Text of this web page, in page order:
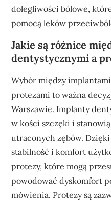
dolegliwości bólowe,
pomocą leków
Jakie są różnice
dentystycznymi a
Wybór między
protezami to ważna
Warszawie. Implanty
w kości szczęki i
utraconych zębów.
stabilność i komfort
protezy, które mogą
powodować dyskomfort
mówienia. Protezy są